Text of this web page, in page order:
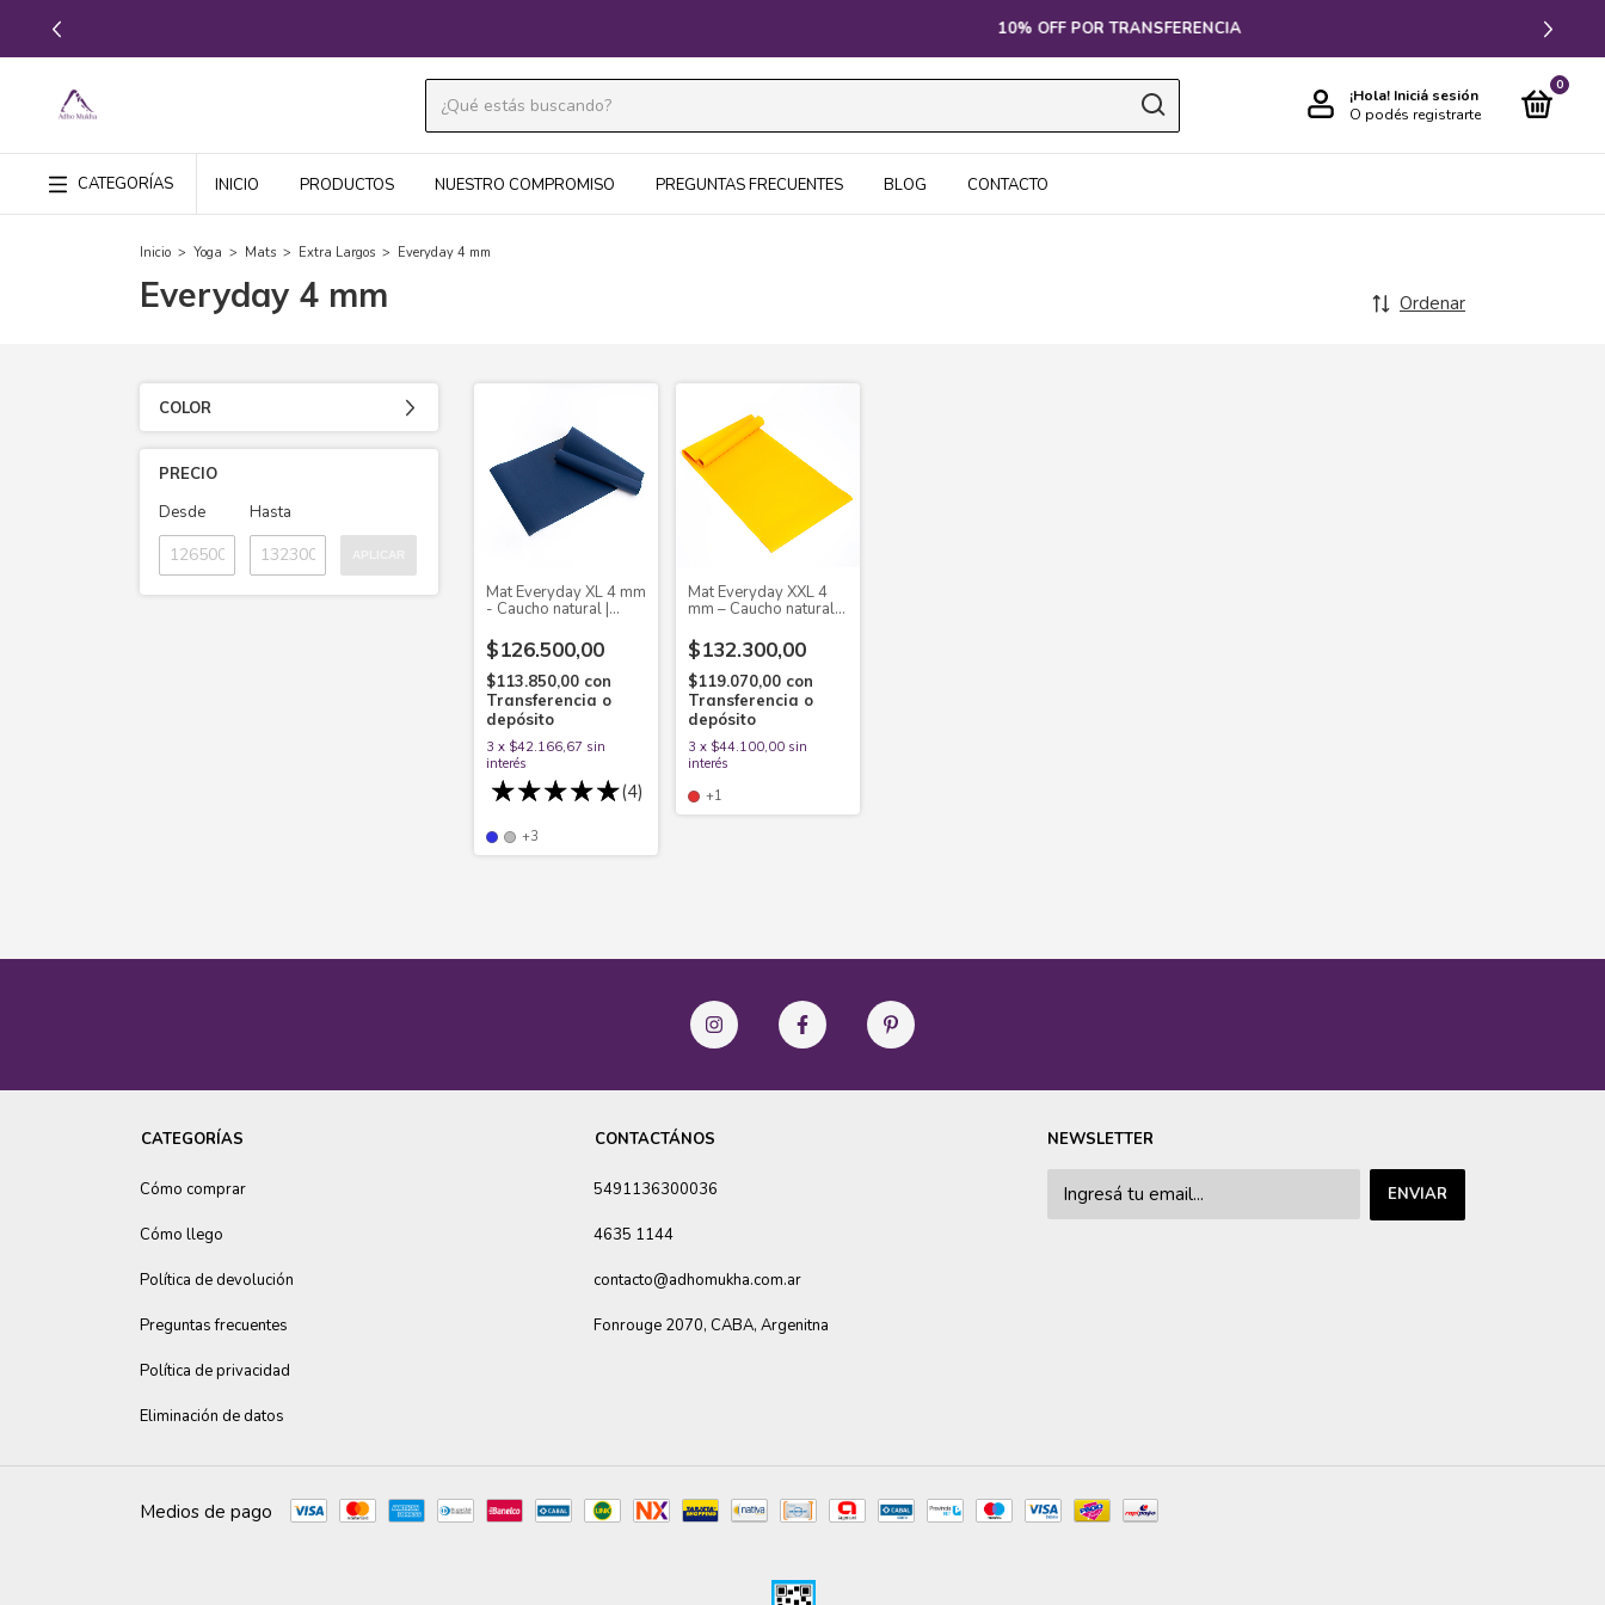
¡Hola! Iniciá sesión
O podés registrarte
0
CATEGORÍAS INICIO PRODUCTOS NUESTRO COMPROMISO PREGUNTAS FRECUENTES BLOG CONTACTO
Inicio > Yoga > Mats > Extra Largos > Everyday 4 mm
Everyday 4 mm Ordenar
COLOR
PRECIO
Desde Hasta
Mat Everyday XL 4 mm
- Caucho natural |
$126.500,00
$113.850,00 con
Transferencia o
depósito
3 x $42.166,67 sin
interés
(4)
+3
Mat Everyday XXL 4
mm – Caucho natural |
$132.300,00
$119.070,00 con
Transferencia o
depósito
3 x $44.100,00 sin
interés
+1
CATEGORÍAS
Cómo comprar
Cómo llego
Política de devolución
Preguntas frecuentes
Política de privacidad
Eliminación de datos
CONTACTÁNOS
5491136300036
4635 1144
contacto@adhomukha.com.ar
Fonrouge 2070, CABA, Argenitna
NEWSLETTER
Medios de pago